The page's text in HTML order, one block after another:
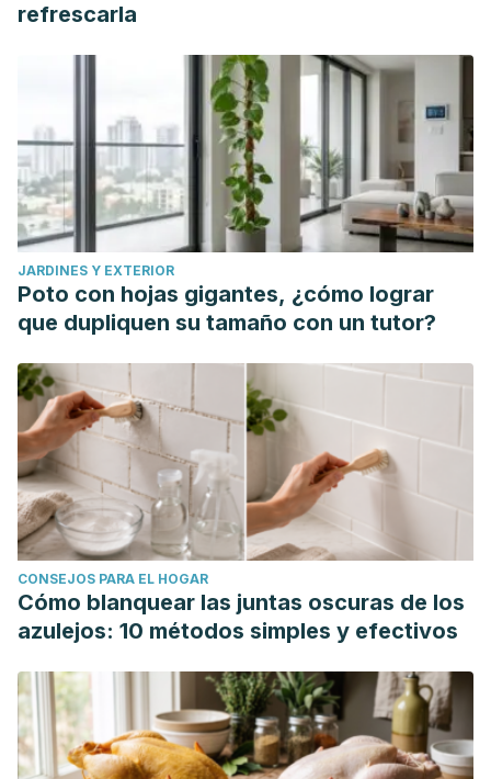
refrescarla
JARDINES Y EXTERIOR
Poto con hojas gigantes, ¿cómo lograr
que dupliquen su tamaño con un tutor?
CONSEJOS PARA EL HOGAR
Cómo blanquear las juntas oscuras de los
azulejos: 10 métodos simples y efectivos